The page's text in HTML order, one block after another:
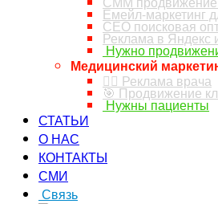
Емейл-маркетинг
СЕО поисковая
Реклама в Яндекс
Нужно
Медицинский
👨‍⚕️ Реклама врача
🎯 Продвижение
Нужны пациенты
СТАТЬИ
О НАС
КОНТАКТЫ
СМИ
Связь